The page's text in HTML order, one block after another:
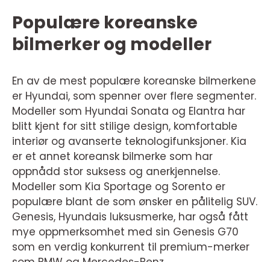
Populære koreanske
bilmerker og modeller
En av de mest populære koreanske bilmerkene
er Hyundai, som spenner over flere segmenter.
Modeller som Hyundai Sonata og Elantra har
blitt kjent for sitt stilige design, komfortable
interiør og avanserte teknologifunksjoner. Kia
er et annet koreansk bilmerke som har
oppnådd stor suksess og anerkjennelse.
Modeller som Kia Sportage og Sorento er
populære blant de som ønsker en pålitelig SUV.
Genesis, Hyundais luksusmerke, har også fått
mye oppmerksomhet med sin Genesis G70
som en verdig konkurrent til premium-merker